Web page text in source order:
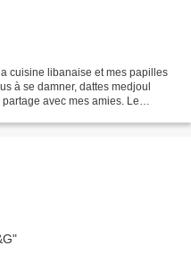
cuisine libanaise et mes papilles
à se damner, dattes medjoul
avec mes amies. Le